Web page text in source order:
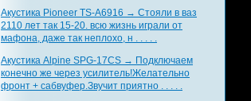
Акустика Pioneer TS-A6916 → Стояли в ваз
2110 лет так 15-20. всю жизнь играли от
мафона, даже так неплохо, н . . . . .
Акустика Alpine SPG-17CS → Подключаем
конечно же через усилитель!Желательно
фронт + сабвуфер.Звучит приятно . . . . .